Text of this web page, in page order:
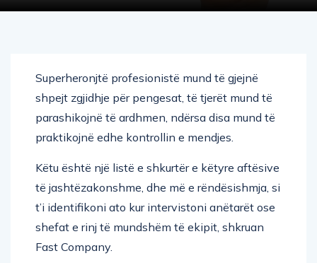
Superheronjtë profesionistë mund të gjejnë
shpejt zgjidhje për pengesat, të tjerët mund të
parashikojnë të ardhmen, ndërsa disa mund të
praktikojnë edhe kontrollin e mendjes.
Këtu është një listë e shkurtër e këtyre aftësive
të jashtëzakonshme, dhe më e rëndësishmja, si
t’i identifikoni ato kur intervistoni anëtarët ose
shefat e rinj të mundshëm të ekipit, shkruan
Fast Company.